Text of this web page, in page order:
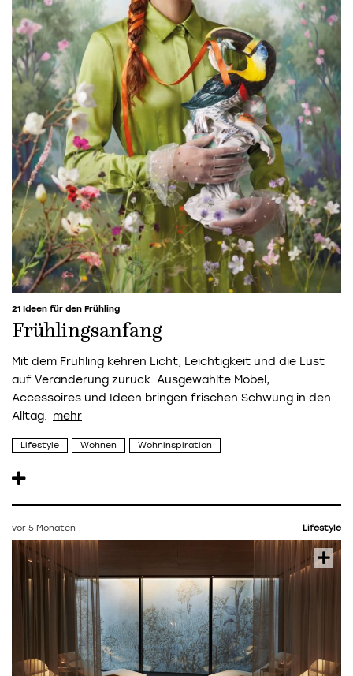
21 Ideen für den Frühling
Frühlingsanfang
Mit dem Frühling kehren Licht, Leichtigkeit und die Lust
auf Veränderung zurück. Ausgewählte Möbel,
Accessoires und Ideen bringen frischen Schwung in den
Alltag.
Lifestyle Wohnen Wohninspiration
vor 5 Monaten Lifestyle